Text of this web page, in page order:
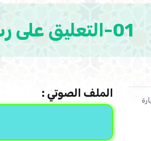
01-التعليق على رسالة: أَيُّهَا السَّاسَةُ: أَوْقِفُوا هَذَا الْمَدَّ
الملف الصوتي :